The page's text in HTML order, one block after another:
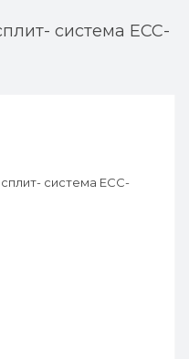
система ЕСС-